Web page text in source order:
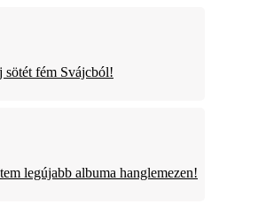
sötét fém Svájcból!
legújabb albuma hanglemezen!